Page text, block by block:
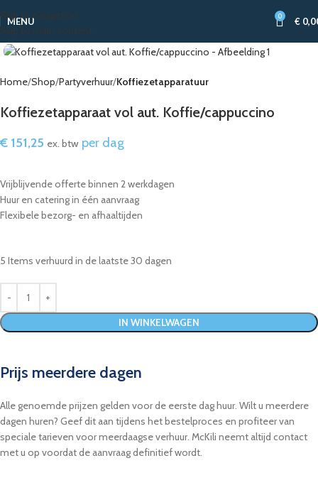
Skip to navigation
Skip to main content
MENU 0 €
Home Shop Partyverhuur Koffiezetapparatuur
Koffiezetapparaat vol aut. Koffie/cappuccino
€ 151,25 ex. btw per dag
Vrijblijvende offerte binnen 2 werkdagen
Huur en catering in één aanvraag
Flexibele bezorg- en afhaaltijden
5 Items verhuurd in de laatste 30 dagen
IN WINKELWAGEN
Prijs meerdere dagen
Alle genoemde prijzen gelden voor de eerste dag huur. Wilt u meerdere
dagen huren? Geef dit aan tijdens het bestelproces en profiteer van
speciale tarieven voor meerdaagse verhuur. McKili neemt altijd contact
met u op voordat de aanvraag definitief wordt.